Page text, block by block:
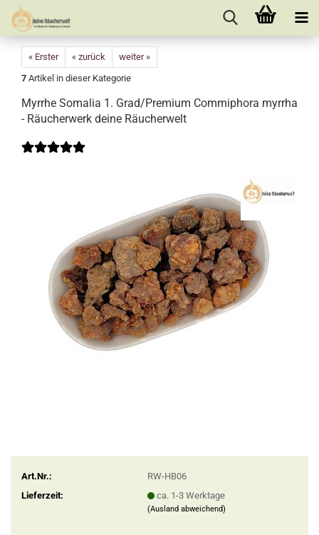
« Erster « zurück
weiter »
7 Artikel in dieser Kategorie
Myrrhe Somalia 1. Grad/Premium Commiphora myrrha
- Räucherwerk deine Räucherwelt
Art.Nr.:
RW-HB06
Lieferzeit:
ca. 1-3 Werktage
(Ausland abweichend)